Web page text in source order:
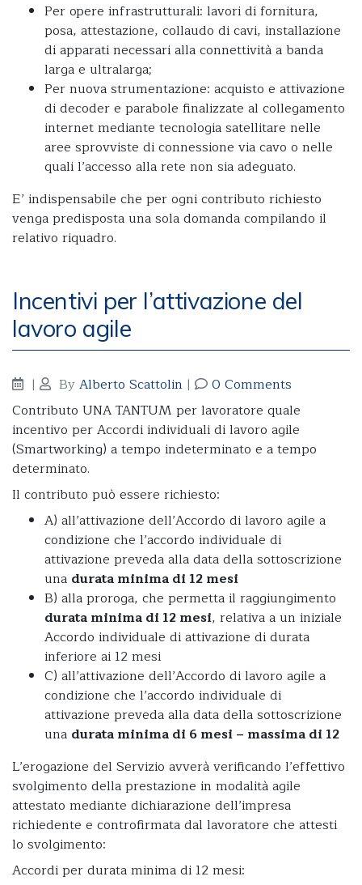
Per opere infrastrutturali: lavori di fornitura,
posa, attestazione, collaudo di cavi, installazione
di apparati necessari alla connettività a banda
larga e ultralarga;
Per nuova strumentazione: acquisto e attivazione
di decoder e parabole finalizzate al collegamento
internet mediante tecnologia satellitare nelle
aree sprovviste di connessione via cavo o nelle
quali l’accesso alla rete non sia adeguato.
E’ indispensabile che per ogni contributo richiesto
venga predisposta una sola domanda compilando il
relativo riquadro.
Incentivi per l’attivazione del
lavoro agile
| ByAlberto Scattolin |
0 Comments
Contributo UNA TANTUM per lavoratore quale
incentivo per Accordi individuali di lavoro agile
(Smartworking) a tempo indeterminato e a tempo
determinato.
Il contributo può essere richiesto:
A) all’attivazione dell’Accordo di lavoro agile a
condizione che l’accordo individuale di
attivazione preveda alla data della sottoscrizione
una durata minima di 12 mesi
B) alla proroga, che permetta il raggiungimento
durata minima di 12 mesi, relativa a un iniziale
Accordo individuale di attivazione di durata
inferiore ai 12 mesi
C) all’attivazione dell’Accordo di lavoro agile a
condizione che l’accordo individuale di
attivazione preveda alla data della sottoscrizione
una durata minima di 6 mesi – massima di 12
L’erogazione del Servizio avverà verificando l’effettivo
svolgimento della prestazione in modalità agile
attestato mediante dichiarazione dell’impresa
richiedente e controfirmata dal lavoratore che attesti
lo svolgimento:
Accordi per durata minima di 12 mesi: